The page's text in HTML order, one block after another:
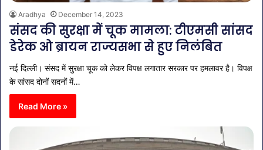
Aradhya December 14, 2023
संसद की सुरक्षा में चूक मामला: टीएमसी सांसद
डेरेक ओ ब्रायन राज्यसभा से हुए निलंबित
नई दिल्ली। संसद में सुरक्षा चूक को लेकर विपक्ष लगातार सरकार पर हमलावर है। विपक्ष
के सांसद दोनों सदनों में…
Read More »